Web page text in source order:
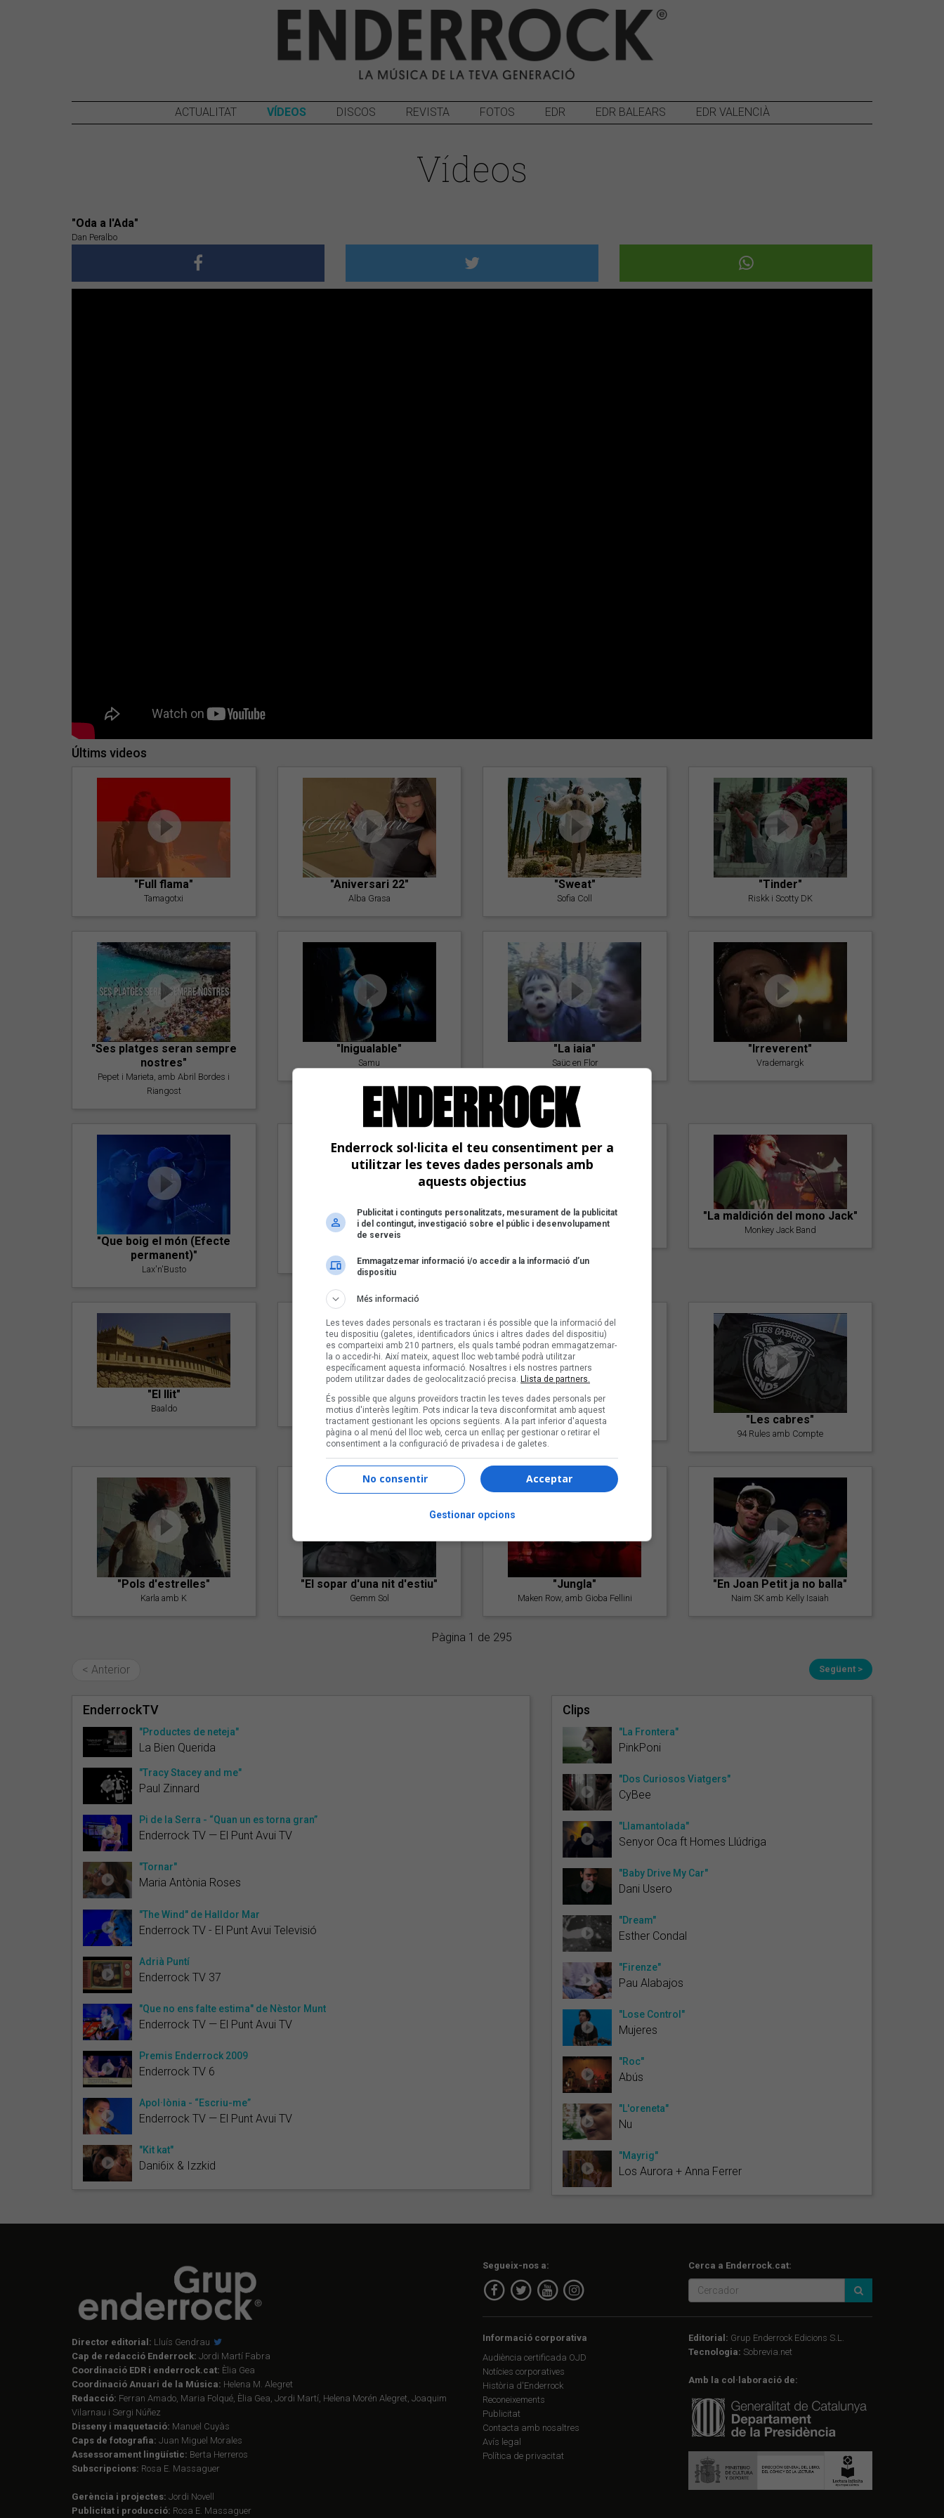
ACTUALITAT VÍDEOS DISCOS REVISTA FOTOS EDR EDR BALEARS EDR VALENCIÀ
Vídeos
"Oda a l'Ada"
Dan Peralbo
Últims videos
"Full flama"
Tamagotxi
"Aniversari 22"
Alba Grasa
"Sweat"
Sofia Coll
"Tinder"
Riskk i Scotty DK
"Ses platges seran sempre
nostres"
Pepet i Marieta, amb Abril Bordes i
Riangost
"Inigualable"
Samu
"La iaia"
Saüc en Flor
"Irreverent"
Vrademargk
"Que boig el món (Efecte
permanent)"
Lax'n'Busto
"Amb tu"
"Postlude To A Kiss"
Goran Levi
"La maldición del mono Jack"
Monkey Jack Band
"El llit"
Baaldo
"Lo bueno y lo malo"
Carmen y María
"Posidònia"
Pep Álvarez amb Joan Muntaner
(Xanguito)
"Les cabres"
94 Rules amb Compte
"Pols d'estrelles"
Karla amb K
"El sopar d'una nit d'estiu"
Gemm Sol
"Jungla"
Maken Row, amb Gioba Fellini
"En Joan Petit ja no balla"
Naim SK amb Kelly Isaiah
Pàgina 1 de 295
< Anterior Següent >
EnderrockTV
"Productes de neteja"
La Bien Querida
"Tracy Stacey and me"
Paul Zinnard
Pi de la Serra - “Quan un es torna gran”
Enderrock TV — El Punt Avui TV
"Tornar"
Maria Antònia Roses
"The Wind" de Halldor Mar
Enderrock TV - El Punt Avui Televisió
Adrià Puntí
Enderrock TV 37
"Que no ens falte estima" de Nèstor Munt
Enderrock TV — El Punt Avui TV
Premis Enderrock 2009
Enderrock TV 6
Apol·lònia - “Escriu-me”
Enderrock TV — El Punt Avui TV
"Kit kat"
Dani6ix & Izzkid
Clips
"La Frontera"
PinkPoni
"Dos Curiosos Viatgers"
CyBee
"Llamantolada"
Senyor Oca ft Homes Llúdriga
"Baby Drive My Car"
Dani Usero
"Dream"
Esther Condal
"Firenze"
Pau Alabajos
"Lose Control"
Mujeres
"Roc"
Abús
"L'oreneta"
Nu
"Mayrig"
Los Aurora + Anna Ferrer
Director editorial: Lluís Gendrau
Cap de redacció Enderrock: Jordi Martí Fabra
Coordinació EDR i enderrock.cat: Èlia Gea
Coordinació Anuari de la Música: Helena M. Alegret
Redacció: Ferran Amado, Maria Folqué, Èlia Gea, Jordi Martí, Helena Morén Alegret, Joaquim
Vilarnau i Sergi Núñez
Disseny i maquetació: Manuel Cuyàs
Caps de fotografia: Juan Miguel Morales
Assessorament lingüístic: Berta Herreros
Subscripcions: Rosa E. Massaguer
Gerència i projectes: Jordi Novell
Publicitat i producció: Rosa E. Massaguer
Segueix-nos a: Cerca a Enderrock.cat:
Informació corporativa
Audiència certificada OJD
Notícies corporatives
Història d'Enderrock
Reconeixements
Publicitat
Contacta amb nosaltres
Avís legal
Política de privacitat
Editorial: Grup Enderrock Edicions S.L.
Tecnologia: Sobrevia.net
Amb la col·laboració de:
Enderrock sol·licita el teu consentiment per a
utilitzar les teves dades personals amb
aquests objectius
Publicitat i continguts personalitzats, mesurament de la publicitat
i del contingut, investigació sobre el públic i desenvolupament
de serveis
Emmagatzemar informació i/o accedir a la informació d’un
dispositiu
Més informació
Les teves dades personals es tractaran i és possible que la informació del
teu dispositiu (galetes, identificadors únics i altres dades del dispositiu)
es comparteixi amb 210 partners, els quals també podran emmagatzemar-
la o accedir-hi. Així mateix, aquest lloc web també podrà utilitzar
específicament aquesta informació. Nosaltres i els nostres partners
podem utilitzar dades de geolocalització precisa. Llista de partners.
És possible que alguns proveïdors tractin les teves dades personals per
motius d'interès legítim. Pots indicar la teva disconformitat amb aquest
tractament gestionant les opcions següents. A la part inferior d'aquesta
pàgina o al menú del lloc web, cerca un enllaç per gestionar o retirar el
consentiment a la configuració de privadesa i de galetes.
Acceptar
No consentir
Gestionar opcions